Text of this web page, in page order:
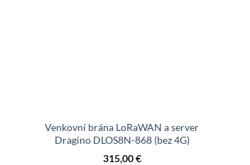
Venkovní brána LoRaWAN a server
Dragino DLOS8N-868 (bez 4G)
315,00€